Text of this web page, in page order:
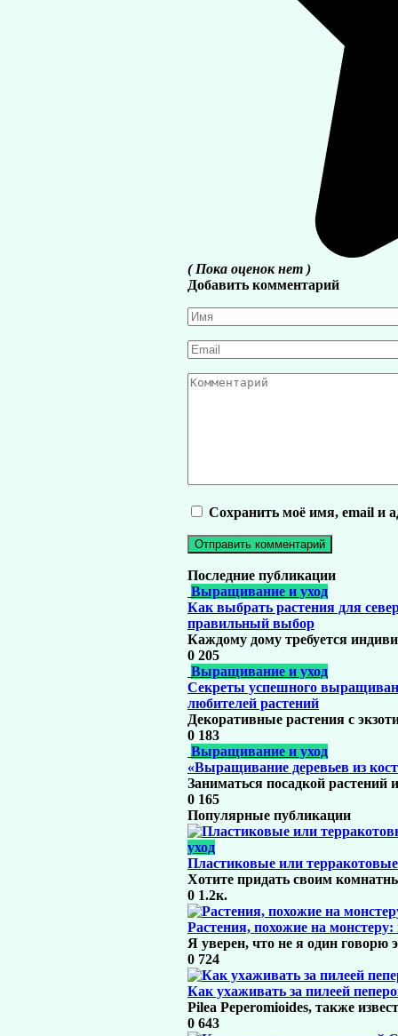
( Пока оценок нет )
Добавить комментарий
Имя
*
Email
*
Комментарий
Сохранить моё имя, email и
Последние публикации
Выращивание и уход
Как выбрать растения для
правильный выбор
Каждому дому требуется
0 205
Выращивание и уход
Секреты успешного
любителей растений
Декоративные растения с
0 183
Выращивание и уход
«Выращивание деревьев из
Заниматься посадкой растений
0 165
Популярные публикации
уход
Пластиковые или
Хотите придать своим
0 1.2к.
Растения, похожие на монстеру:
Я уверен, что не я один говорю
0 724
Как ухаживать за пилеей
Pilea Peperomioides, также
0 643